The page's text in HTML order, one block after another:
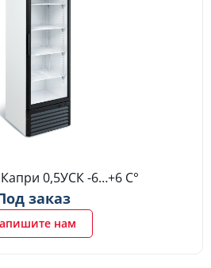
0,5УСК -6…+6 C°
заказ
нам